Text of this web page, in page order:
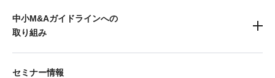
中小M&Aガイドラインへの
取り組み
セミナー情報